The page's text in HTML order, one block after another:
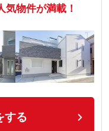
気物件が満載！
する